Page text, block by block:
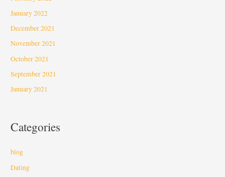
January 2022
December 2021
November 2021
October 2021
September 2021
January 2021
Categories
blog
Dating